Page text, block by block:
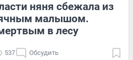
няня сбежала из
малышом.
в лесу
537 Обсудить